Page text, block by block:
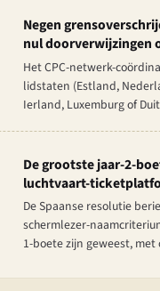
Negen
nul doorverwijzingen
Het CPC-netwerk-
lidstaten (Estland,
Ierland, Luxemburg of
De grootste jaar-2-
luchtvaart-
De Spaanse resolutie
schermlezer-
1-boete zijn geweest, met